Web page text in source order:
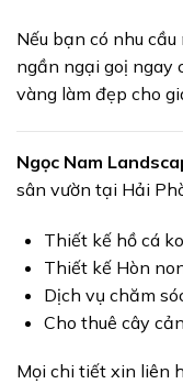
Nếu bạn có nhu cầu
ngần ngại goị ngay
vàng làm đẹp cho
Ngọc Nam
sân vườn tại Hải
Thiết kế hồ cá
Thiết kế Hòn
Dịch vụ chăm
Cho thuê cây
Mọi chi tiết xin liên